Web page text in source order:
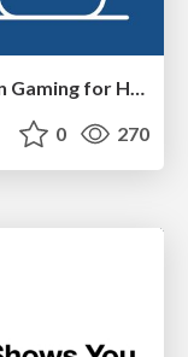
Groundhog Day: Seeking Process in Gaming for Health
0 270